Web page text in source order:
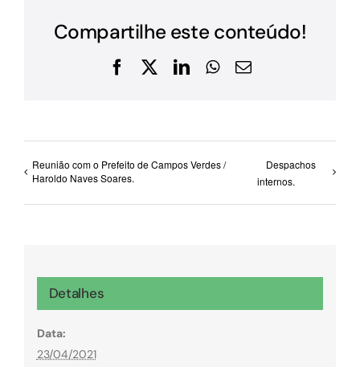
Compartilhe este conteúdo!
Facebook
X LinkedInWhatsApp
E-
Reunião com o Prefeito de Campos Verdes /
Haroldo Naves Soares.
Despachos
internos.
Detalhes
Data:
23/04/2021